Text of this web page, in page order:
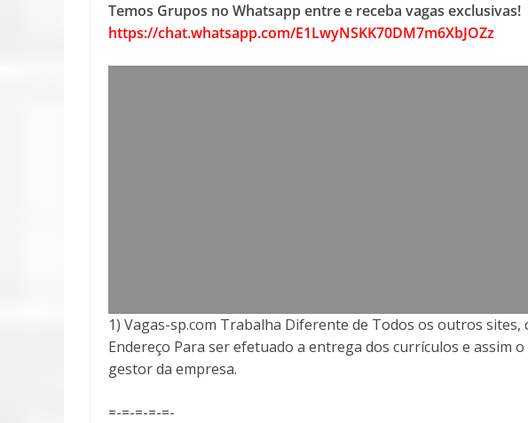
Temos Grupos no Whatsapp entre e receba vagas exclusivas!
https://chat.whatsapp.com/E1LwyNSKK70DM7m6XbJOZz
1) Vagas-sp.com Trabalha Diferente de Todos os outros sites,
Endereço Para ser efetuado a entrega dos currículos e assim
gestor da empresa.
=-=-=-=-=-